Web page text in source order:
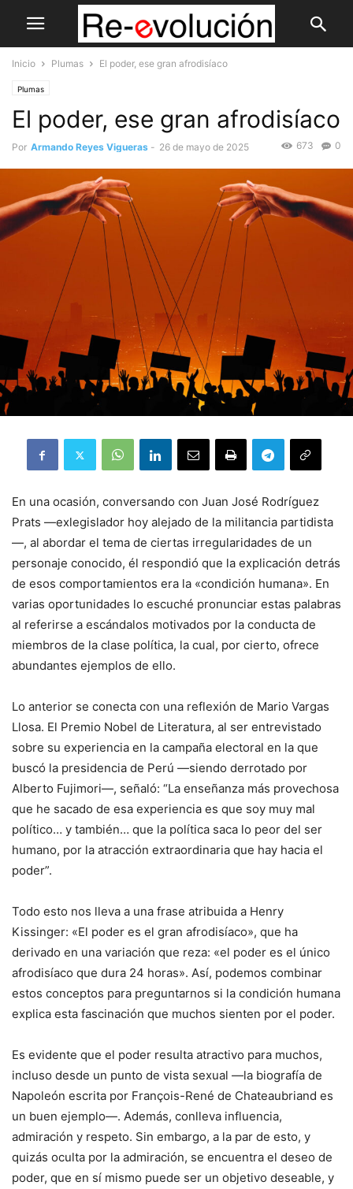
Inicio Plumas El poder, ese gran afrodisíaco
Plumas
El poder, ese gran afrodisíaco
Por Armando Reyes Vigueras - 26 de mayo de 2025 0
673
En una ocasión, conversando con Juan José Rodríguez
Prats —exlegislador hoy alejado de la militancia partidista
—, al abordar el tema de ciertas irregularidades de un
personaje conocido, él respondió que la explicación detrás
de esos comportamientos era la «condición humana». En
varias oportunidades lo escuché pronunciar estas palabras
al referirse a escándalos motivados por la conducta de
miembros de la clase política, la cual, por cierto, ofrece
abundantes ejemplos de ello.
Lo anterior se conecta con una reflexión de Mario Vargas
Llosa. El Premio Nobel de Literatura, al ser entrevistado
sobre su experiencia en la campaña electoral en la que
buscó la presidencia de Perú —siendo derrotado por
Alberto Fujimori—, señaló: “La enseñanza más provechosa
que he sacado de esa experiencia es que soy muy mal
político… y también… que la política saca lo peor del ser
humano, por la atracción extraordinaria que hay hacia el
poder”.
Todo esto nos lleva a una frase atribuida a Henry
Kissinger: «El poder es el gran afrodisíaco», que ha
derivado en una variación que reza: «el poder es el único
afrodisíaco que dura 24 horas». Así, podemos combinar
estos conceptos para preguntarnos si la condición humana
explica esta fascinación que muchos sienten por el poder.
Es evidente que el poder resulta atractivo para muchos,
incluso desde un punto de vista sexual —la biografía de
Napoleón escrita por François-René de Chateaubriand es
un buen ejemplo—. Además, conlleva influencia,
admiración y respeto. Sin embargo, a la par de esto, y
quizás oculta por la admiración, se encuentra el deseo de
poder, que en sí mismo puede ser un objetivo deseable, y